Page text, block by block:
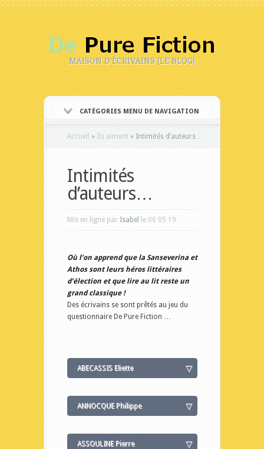
MAISON D'ÉCRIVAINS (LE BLOG)
CATÉGORIES MENU DE NAVIGATION
Accueil » Ils aiment » Intimités d’auteurs…
Intimités
d’auteurs…
Mis en ligne par Isabel le 06 05 19
Où l’on apprend que la Sanseverina et
Athos sont leurs héros littéraires
d’élection et que lire au lit reste un
grand classique !
Des écrivains se sont prêtés au jeu du
questionnaire De Pure Fiction …
ABECASSIS Eliette
ANNOCQUE Philippe
ASSOULINE Pierre